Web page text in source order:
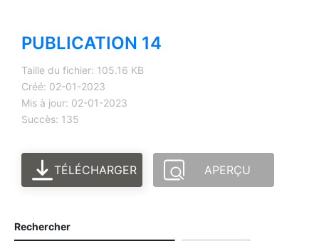
PUBLICATION 14
Taille du fichier: 105.16 KB
Créé: 02-01-2023
Mis à jour: 02-01-2023
Succès: 135
TÉLÉCHARGER APERÇU
Rechercher